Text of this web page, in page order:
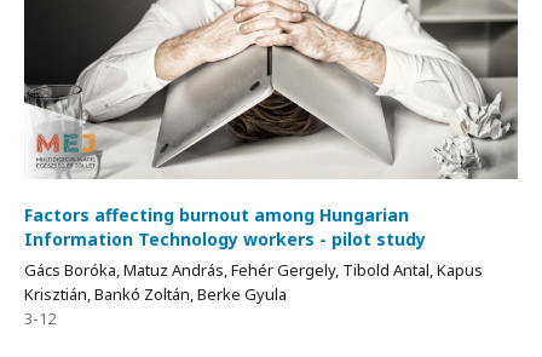
Factors affecting burnout among Hungarian
Information Technology workers - pilot study
Gács Boróka, Matuz András, Fehér Gergely, Tibold Antal, Kapus
Krisztián, Bankó Zoltán, Berke Gyula
3-12